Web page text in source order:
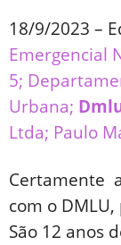
18/9/2023 –
Emergencial
5;
Urbana;
Ltda; Paulo
Certamente
com o
São 12 anos